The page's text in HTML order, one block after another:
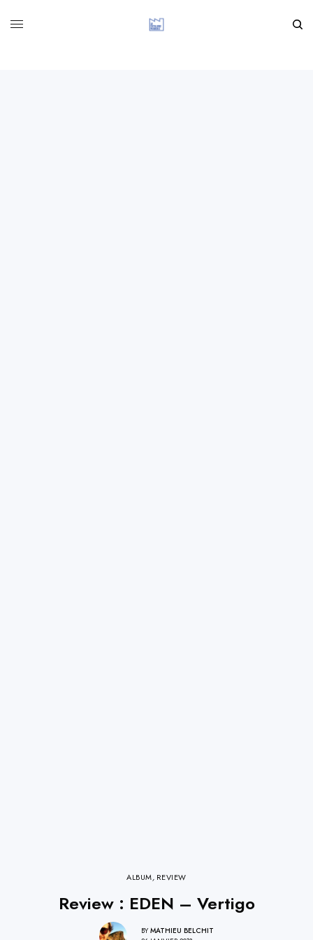
ALBUM, REVIEW
Review : EDEN – Vertigo
BY MATHIEU BELCHIT